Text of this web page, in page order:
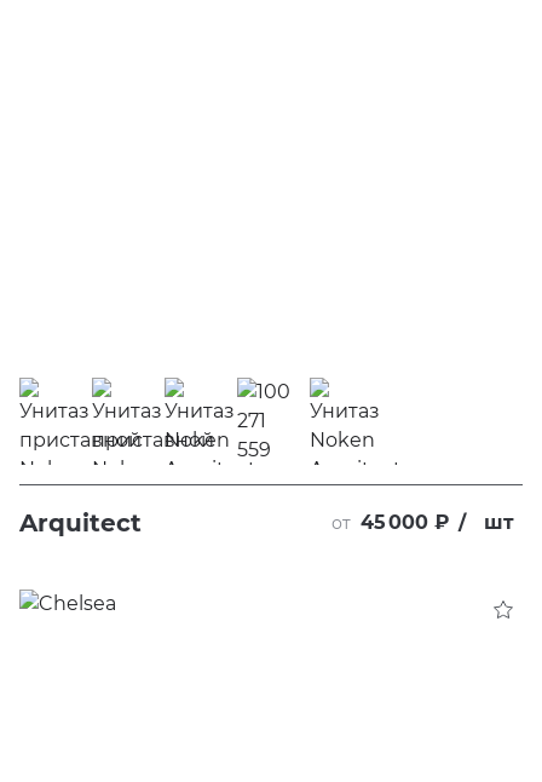
Arquitect от 45 000 ₽ / шт